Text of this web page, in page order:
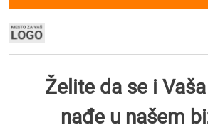
Želite da se i
nađe u našem